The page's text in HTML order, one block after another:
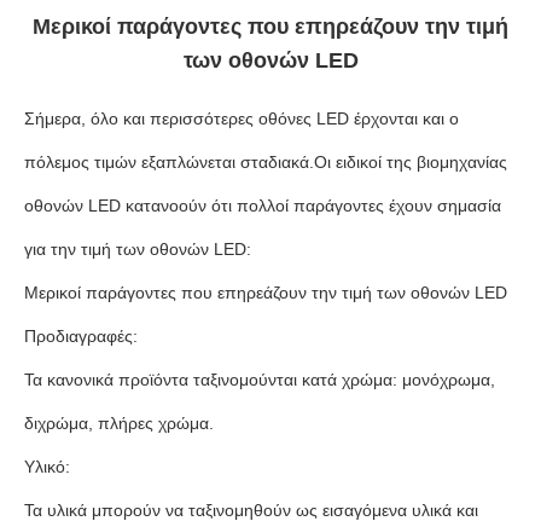
Μερικοί παράγοντες που επηρεάζουν την τιμή
των οθονών LED
Σήμερα, όλο και περισσότερες οθόνες LED έρχονται και ο
πόλεμος τιμών εξαπλώνεται σταδιακά.Οι ειδικοί της βιομηχανίας
οθονών LED κατανοούν ότι πολλοί παράγοντες έχουν σημασία
για την τιμή των οθονών LED:
Μερικοί παράγοντες που επηρεάζουν την τιμή των οθονών LED
Προδιαγραφές:
Τα κανονικά προϊόντα ταξινομούνται κατά χρώμα: μονόχρωμα,
διχρώμα, πλήρες χρώμα.
Υλικό:
Τα υλικά μπορούν να ταξινομηθούν ως εισαγόμενα υλικά και